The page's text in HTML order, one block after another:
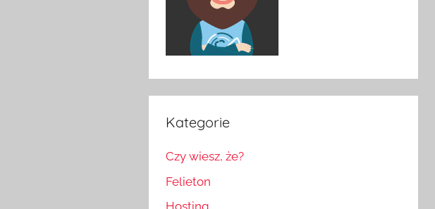
Kategorie
Czy wiesz, że?
Felieton